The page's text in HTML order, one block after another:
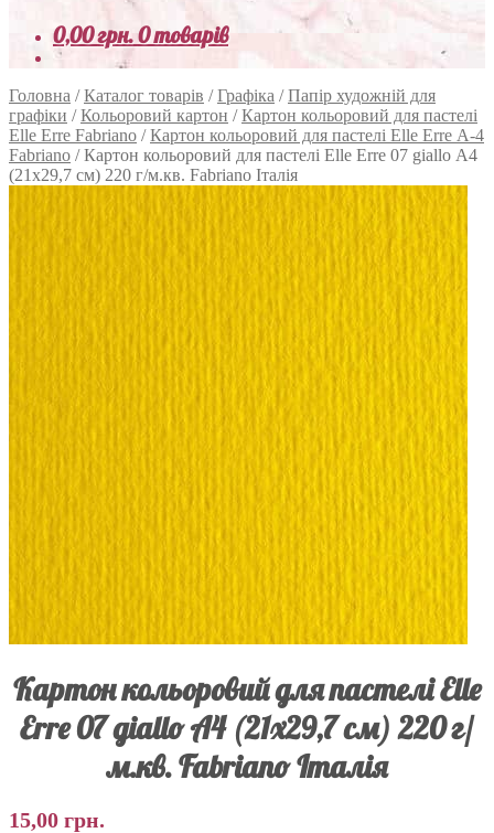
0,00грн.0 товарів
Головна /Каталог товарів /Графіка /Папір художній для
графіки /Кольоровий картон /Картон кольоровий для пастелі
Elle Erre Fabriano /Картон кольоровий для пастелі Elle Erre А-4
Fabriano /Картон кольоровий для пастелі Elle Erre 07 giallo А4
(21х29,7 см) 220 г/м.кв. Fabriano Італія
Картон кольоровий для пастелі Elle
Erre 07 giallo А4 (21х29,7 см) 220 г/
м.кв. Fabriano Італія
15,00 грн.